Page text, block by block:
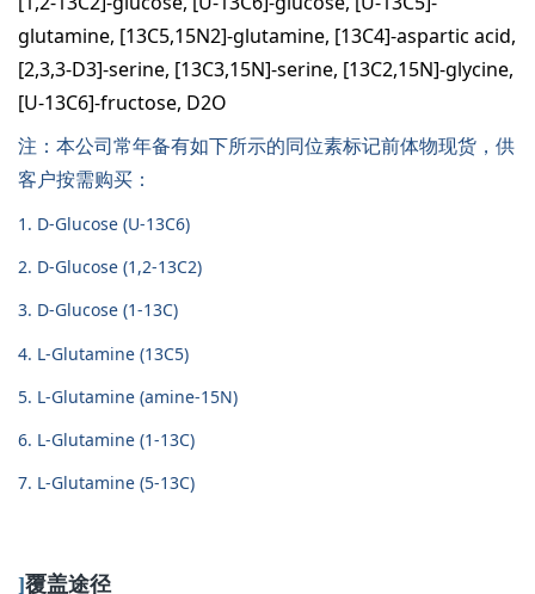
glutamine, [13C5,15N2]-glutamine, [13C4]-aspartic acid,
[2,3,3-D3]-serine, [13C3,15N]-serine, [13C2,15N]-glycine,
[U-13C6]-fructose, D2O
注：本公司常年备有如下所示的同位素标记前体物现货，供
客户按需购买：
1. D-Glucose (U-13C6)
2. D-Glucose (1,2-13C2)
3. D-Glucose (1-13C)
4. L-Glutamine (13C5)
5. L-Glutamine (amine-15N)
6. L-Glutamine (1-13C)
7. L-Glutamine (5-13C)
]覆盖途径